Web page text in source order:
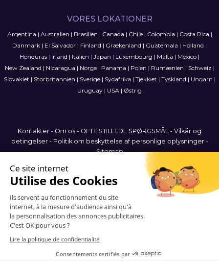
VORES LOKATIONER
Argentina | Australien | Brasilien | Canada | Chile| Colombia | Costa Rica |
Danmark | El Salvador | Finland | Grækenland | Guatemala | Holland |
Honduras | Irland | Italien | Japan | Luxembourg | Malta | Mexico |
New Zealand | Nicaragua | Norge| Panama | Polen | Rumænien | Schweiz |
Slovakiet | Storbritannien | Sverige| Sydafrika | Tjekkiet | Tyskland | Ungarn |
Uruguay | USA | Østrig
Kontakter - Om os - OFTE STILLEDE SPØRGSMÅL - Vilkår og
betingelser- Politik om beskyttelse af personlige oplysninger-
Sitemap
Denmark
© 2006-2026 Vitrinemedia -